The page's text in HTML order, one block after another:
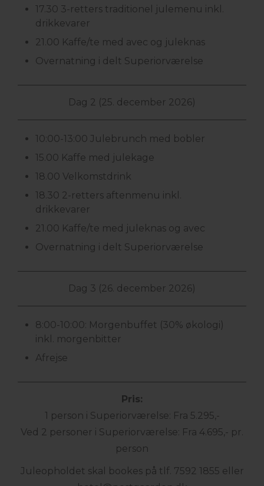
17.30 3-retters traditionel julemenu inkl.
drikkevarer
21.00 Kaffe/te med avec og juleknas
Overnatning i delt Superiorværelse
Dag 2 (25. december 2026)
10:00-13:00 Julebrunch med bobler
15.00 Kaffe med julekage
18.00 Velkomstdrink
18.30 2-retters aftenmenu inkl.
drikkevarer
21.00 Kaffe/te med juleknas og avec
Overnatning i delt Superiorværelse
Dag 3 (26. december 2026)
8:00-10:00: Morgenbuffet (30% økologi)
inkl. morgenbitter
Afrejse
Pris:
1 person i Superiorværelse: Fra 5.295,-
Ved 2 personer i Superiorværelse: Fra 4.695,- pr.
person
Juleopholdet skal bookes på tlf. 7592 1855 eller